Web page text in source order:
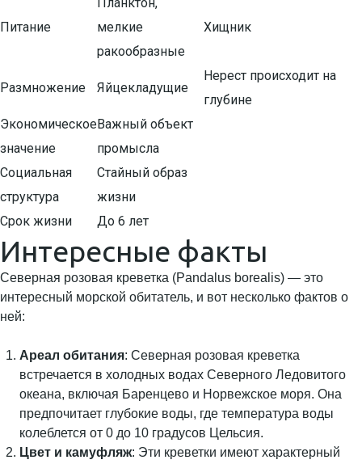
Питание
мелкие
ракообразные
Хищник
Размножение Яйцекладущие
Нерест происходит на
глубине
Экономическое
значение
Важный объект
промысла
Социальная
структура
Стайный образ
жизни
Срок жизни
До 6 лет
Интересные факты
Северная розовая креветка (Pandalus borealis) — это
интересный морской обитатель, и вот несколько фактов о
ней:
Ареал обитания: Северная розовая креветка
встречается в холодных водах Северного Ледовитого
океана, включая Баренцево и Норвежское моря. Она
предпочитает глубокие воды, где температура воды
колеблется от 0 до 10 градусов Цельсия.
Цвет и камуфляж: Эти креветки имеют характерный